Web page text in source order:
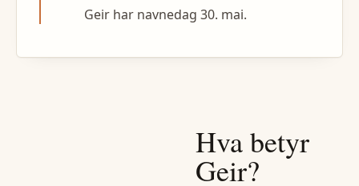
Geir har navnedag 30. mai.
Hva betyr
Geir?